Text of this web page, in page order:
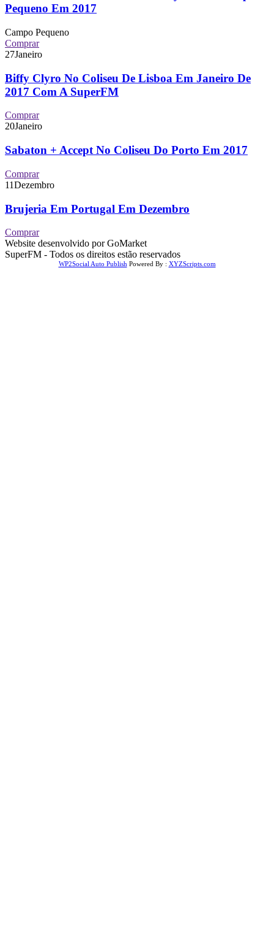
Pequeno Em 2017
Campo Pequeno
Comprar
27Janeiro
Biffy Clyro No Coliseu De Lisboa Em Janeiro De
2017 Com A SuperFM
Comprar
20Janeiro
Sabaton + Accept No Coliseu Do Porto Em 2017
Comprar
11Dezembro
Brujeria Em Portugal Em Dezembro
Comprar
Website desenvolvido por GoMarket
SuperFM - Todos os direitos estão reservados
WP2Social Auto Publish Powered By : XYZScripts.com